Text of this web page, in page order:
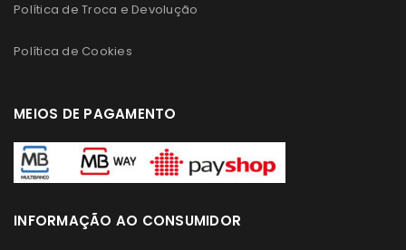
Política de Troca e Devolução
Política de Cookies
MEIOS DE PAGAMENTO
INFORMAÇÃO AO CONSUMIDOR